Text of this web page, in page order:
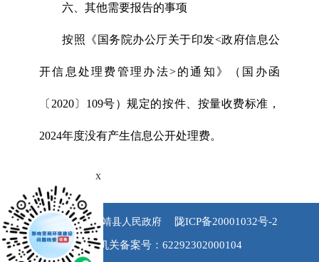
六、其他需要报告的事项
按照《国务院办公厅关于印发<政府信息公
开信息处理费管理办法>的通知》（国办函
〔2020〕109号）规定的按件、按量收费标准，
2024年度没有产生信息公开处理费。
版权所有 永靖县人民政府 陇ICP备20001032号-2
公安机关备案号：62292302000104
x